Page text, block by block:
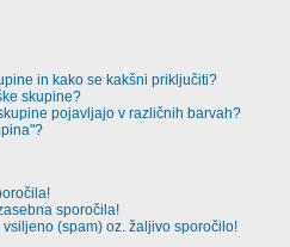
in kako se kakšni priključiti?
skupine?
pojavljajo v različnih barvah?
sporočila!
(spam) oz. žaljivo sporočilo!